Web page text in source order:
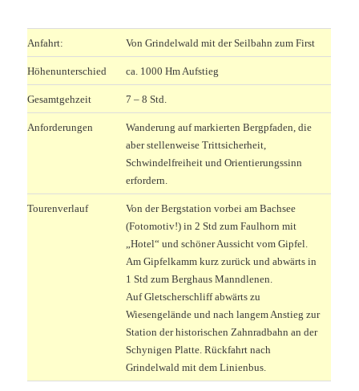
Anfahrt: Von Grindelwald mit der Seilbahn zum First
Höhenunterschied ca. 1000 Hm Aufstieg
Gesamtgehzeit 7 – 8 Std.
Anforderungen
Wanderung auf markierten Bergpfaden, die
aber stellenweise Trittsicherheit,
Schwindelfreiheit und Orientierungssinn
erfordern.
Tourenverlauf
Von der Bergstation vorbei am Bachsee
(Fotomotiv!) in 2 Std zum Faulhorn mit
„Hotel“ und schöner Aussicht vom Gipfel.
Am Gipfelkamm kurz zurück und abwärts in
1 Std zum Berghaus Manndlenen.
Auf Gletscherschliff abwärts zu
Wiesengelände und nach langem Anstieg zur
Station der historischen Zahnradbahn an der
Schynigen Platte. Rückfahrt nach
Grindelwald mit dem Linienbus.